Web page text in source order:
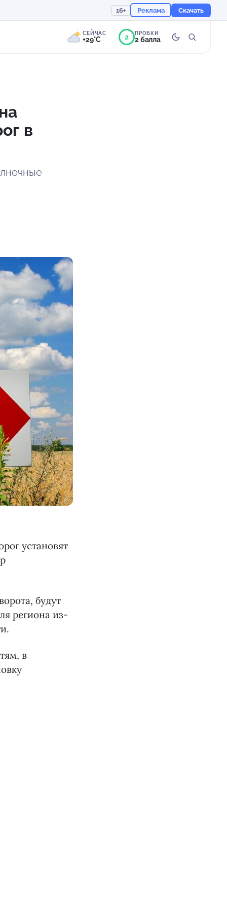
16+ Реклама Скачать
СЕЙЧАС
+29°C
756 мм
2 ПРОБКИ
2 балла
в
установят
будут
региона из-
в